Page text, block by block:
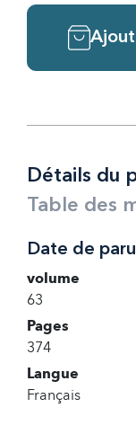
Détails du
Table des
Date de
volume
63
Pages
374
Langue
Français